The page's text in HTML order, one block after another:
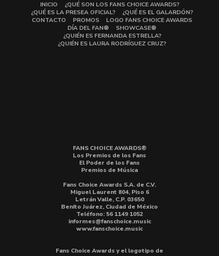
INICIO
¿QUÉ SON LOS FANS CHOICE AWARDS?
¿QUÉ ES LA PRESEA OFICIAL?
¿QUÉ ES EL GALARDÓN?
CONTACTO
PROMOS
LOGO FANS CHOICE AWARDS
DÍA DEL FAN®
SHOWCASE®
¿QUIÉN ES FERNANDA ESTRELLA?
¿QUIÉN ES LAURA RODRÍGUEZ CRUZ?
FANS CHOICE AWARDS®
Los Premios de los Fans
El Poder de los Fans
Premios de Música
Fans Choice Awards S.A. de C.V.
Miguel Laurent 804, Piso 6
Letrán Valle, C.P. 03650
Benito Juárez, Ciudad de México
Teléfono: 56 1149 1052
informes@fanschoice.music
www.fanschoice.music
Fans Choice Awards y el logotipo de